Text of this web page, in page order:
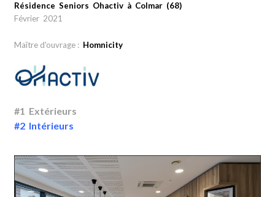
Résidence Seniors Ohactiv à Colmar (68)
Février 2021
Maître d'ouvrage : Homnicity
#1 Extérieurs
#2 Intérieurs